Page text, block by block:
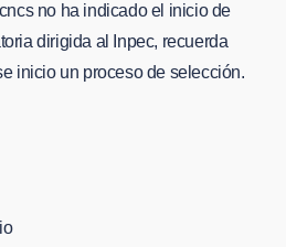
no ha indicado el inicio de
dirigida al Inpec, recuerda
inicio un proceso de selección.